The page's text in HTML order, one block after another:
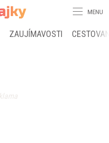
MENU
ZAUJÍMAVOSTI